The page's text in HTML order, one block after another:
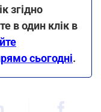
згідно
в один клік в
сьогодні.